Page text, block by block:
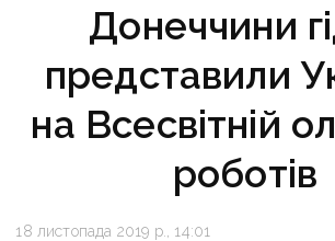
Донеччини
представили
на Всесвітній
роботів
18 листопада 2019 р., 14:01